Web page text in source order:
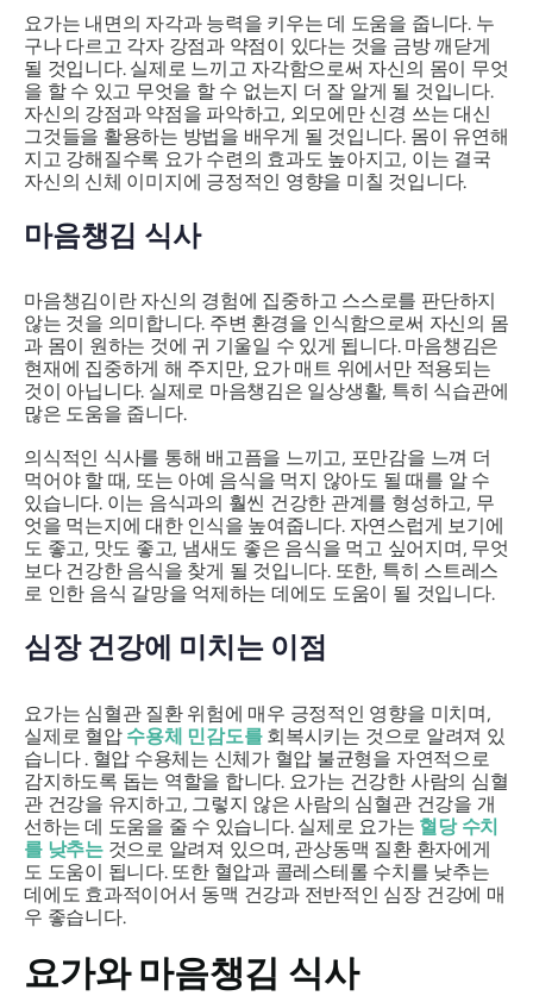
요가는 내면의 자각과 능력을 키우는 데 도움을 줍니다. 누
구나 다르고 각자 강점과 약점이 있다는 것을 금방 깨닫게
될 것입니다. 실제로 느끼고 자각함으로써 자신의 몸이 무엇
을 할 수 있고 무엇을 할 수 없는지 더 잘 알게 될 것입니다.
자신의 강점과 약점을 파악하고, 외모에만 신경 쓰는 대신
그것들을 활용하는 방법을 배우게 될 것입니다. 몸이 유연해
지고 강해질수록 요가 수련의 효과도 높아지고, 이는 결국
자신의 신체 이미지에 긍정적인 영향을 미칠 것입니다.
마음챙김 식사
마음챙김이란 자신의 경험에 집중하고 스스로를 판단하지
않는 것을 의미합니다. 주변 환경을 인식함으로써 자신의 몸
과 몸이 원하는 것에 귀 기울일 수 있게 됩니다. 마음챙김은
현재에 집중하게 해 주지만, 요가 매트 위에서만 적용되는
것이 아닙니다. 실제로 마음챙김은 일상생활, 특히 식습관에
많은 도움을 줍니다.
의식적인 식사를 통해 배고픔을 느끼고, 포만감을 느껴 더
먹어야 할 때, 또는 아예 음식을 먹지 않아도 될 때를 알 수
있습니다. 이는 음식과의 훨씬 건강한 관계를 형성하고, 무
엇을 먹는지에 대한 인식을 높여줍니다. 자연스럽게 보기에
도 좋고, 맛도 좋고, 냄새도 좋은 음식을 먹고 싶어지며, 무엇
보다 건강한 음식을 찾게 될 것입니다. 또한, 특히 스트레스
로 인한 음식 갈망을 억제하는 데에도 도움이 될 것입니다.
심장 건강에 미치는 이점
요가는 심혈관 질환 위험에 매우 긍정적인 영향을 미치며,
실제로 혈압 수용체 민감도를회복시키는 것으로 알려져 있
습니다 . 혈압 수용체는 신체가 혈압 불균형을 자연적으로
감지하도록 돕는 역할을 합니다. 요가는 건강한 사람의 심혈
관 건강을 유지하고, 그렇지 않은 사람의 심혈관 건강을 개
선하는 데 도움을 줄 수 있습니다. 실제로 요가는 혈당 수치
를 낮추는것으로 알려져 있으며, 관상동맥 질환 환자에게
도 도움이 됩니다. 또한 혈압과 콜레스테롤 수치를 낮추는
데에도 효과적이어서 동맥 건강과 전반적인 심장 건강에 매
우 좋습니다.
요가와 마음챙김 식사